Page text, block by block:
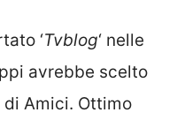
‘Tvblog‘ nelle
avrebbe scelto
Amici. Ottimo